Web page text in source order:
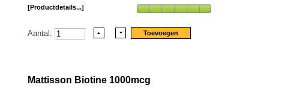
[Productdetails...]
Aantal:
Mattisson Biotine 1000mcg